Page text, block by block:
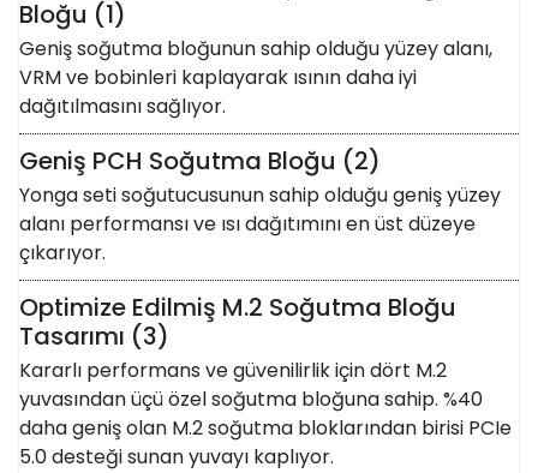
Bloğu (1)
Geniş soğutma bloğunun sahip olduğu yüzey alanı,
VRM ve bobinleri kaplayarak ısının daha iyi
dağıtılmasını sağlıyor.
Geniş PCH Soğutma Bloğu (2)
Yonga seti soğutucusunun sahip olduğu geniş yüzey
alanı performansı ve ısı dağıtımını en üst düzeye
çıkarıyor.
Optimize Edilmiş M.2 Soğutma Bloğu
Tasarımı (3)
Kararlı performans ve güvenilirlik için dört M.2
yuvasından üçü özel soğutma bloğuna sahip. %40
daha geniş olan M.2 soğutma bloklarından birisi PCIe
5.0 desteği sunan yuvayı kaplıyor.